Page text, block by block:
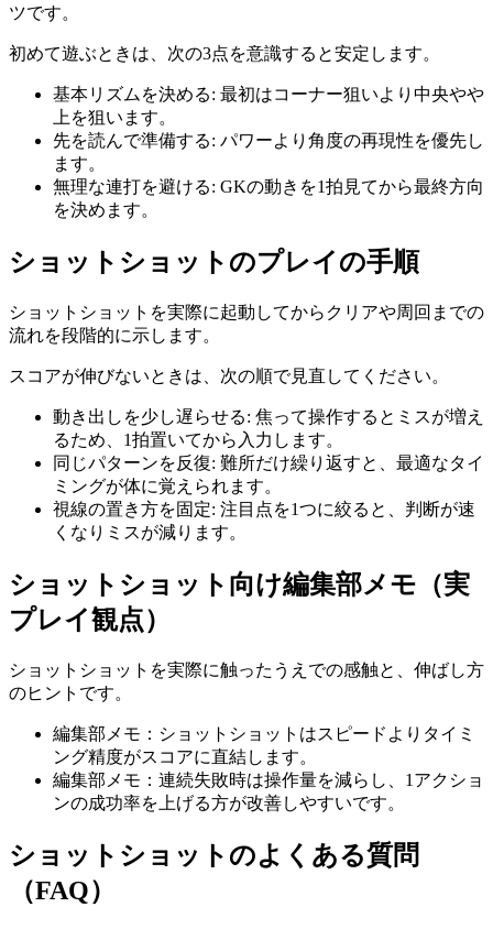
ツです。
初めて遊ぶときは、次の3点を意識すると安定します。
基本リズムを決める: 最初はコーナー狙いより中央やや
上を狙います。
先を読んで準備する: パワーより角度の再現性を優先し
ます。
無理な連打を避ける: GKの動きを1拍見てから最終方向
を決めます。
ショットショット のプレイの手順
ショットショット を実際に起動してからクリアや周回までの
流れを段階的に示します。
スコアが伸びないときは、次の順で見直してください。
動き出しを少し遅らせる: 焦って操作するとミスが増え
るため、1拍置いてから入力します。
同じパターンを反復: 難所だけ繰り返すと、最適なタイ
ミングが体に覚えられます。
視線の置き方を固定: 注目点を1つに絞ると、判断が速
くなりミスが減ります。
ショットショット 向け編集部メモ（実
プレイ観点）
ショットショット を実際に触ったうえでの感触と、伸ばし方
のヒントです。
編集部メモ：ショットショットはスピードよりタイミ
ング精度がスコアに直結します。
編集部メモ：連続失敗時は操作量を減らし、1アクショ
ンの成功率を上げる方が改善しやすいです。
ショットショット のよくある質問
（FAQ）